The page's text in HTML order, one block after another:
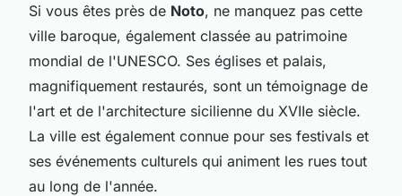
Si vous êtes près de Noto, ne manquez pas cette
ville baroque, également classée au patrimoine
mondial de l'UNESCO. Ses églises et palais,
magnifiquement restaurés, sont un témoignage de
l'art et de l'architecture sicilienne du XVIIe siècle.
La ville est également connue pour ses festivals et
ses événements culturels qui animent les rues tout
au long de l'année.